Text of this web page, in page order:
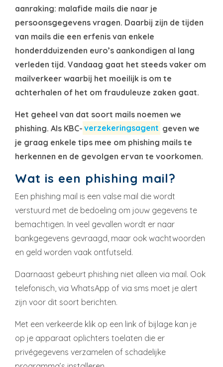
aanraking: malafide mails die naar je
persoonsgegevens vragen. Daarbij zijn de tijden
van mails die een erfenis van enkele
honderdduizenden euro’s aankondigen al lang
verleden tijd. Vandaag gaat het steeds vaker om
mailverkeer waarbij het moeilijk is om te
achterhalen of het om frauduleuze zaken gaat.
Het geheel van dat soort mails noemen we
phishing. Als KBC- verzekeringsagent geven we
je graag enkele tips mee om phishing mails te
herkennen en de gevolgen ervan te voorkomen.
Wat is een phishing mail?
Een phishing mail is een valse mail die wordt
verstuurd met de bedoeling om jouw gegevens te
bemachtigen. In veel gevallen wordt er naar
bankgegevens gevraagd, maar ook wachtwoorden
en geld worden vaak ontfutseld.
Daarnaast gebeurt phishing niet alleen via mail. Ook
telefonisch, via WhatsApp of via sms moet je alert
zijn voor dit soort berichten.
Met een verkeerde klik op een link of bijlage kan je
op je apparaat oplichters toelaten die er
privégegevens verzamelen of schadelijke